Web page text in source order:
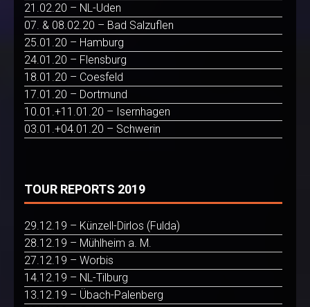
21.02.20 – NL-Uden
07. & 08.02.20 – Bad Salzuflen
25.01.20 – Hamburg
24.01.20 – Flensburg
18.01.20 – Coesfeld
17.01.20 – Dortmund
10.01.+11.01.20 – Isernhagen
03.01.+04.01.20 – Schwerin
TOUR REPORTS 2019
29.12.19 – Künzell-Dirlos (Fulda)
28.12.19 – Mühlheim a. M.
27.12.19 – Worbis
14.12.19 – NL-Tilburg
13.12.19 – Übach-Palenberg